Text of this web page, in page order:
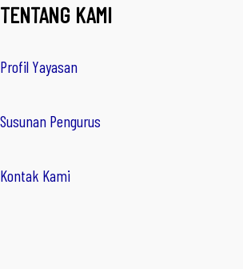
TENTANG KAMI
Profil Yayasan
Susunan Pengurus
Kontak Kami